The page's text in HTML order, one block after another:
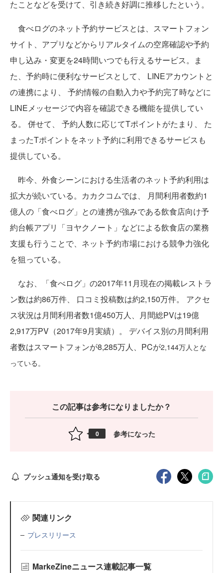
たことなどを受けて、引き続き好調に推移したという。
食べログのネット予約サービスとは、スマートフォン
サイト、アプリなどからリアルタイムの空席確認や予約
申し込み・変更を24時間いつでも行えるサービス。ま
た、予約時に便利なサービスとして、 LINEアカウントと
の連携により、 予約情報の自動入力や予約完了時などに
LINEメッセージで内容を確認できる機能を提供してい
る。 併せて、 予約人数に応じてTポイントがたまり、 た
まったTポイントをネット予約に利用できるサービスも
提供している。
昨今、外食シーンにおける生活者のネット予約利用は
拡大が続いている。カカクコムでは、 月間利用者数約1
億人の「食べログ」との連携が強みである飲食店向け予
約台帳アプリ「ヨヤクノート」などによる飲食店の業務
支援も行うことで、ネット予約市場における競争力強化
を狙っている。
なお、「食べログ」の2017年11月現在の掲載レストラ
ン数は約86万件、 口コミ投稿数は約2,150万件。 アクセ
ス状況は月間利用者数1億450万人、月間総PVは19億
2,917万PV（2017年9月実績）。 デバイス別の月間利用
者数はスマートフォンが8,285万人、PCが2,144万人とな
っている。
この記事は参考になりましたか？
0 参考になった
プッシュ通知を受け取る
関連リンク
プレスリリース
MarkeZineニュース連載記事一覧